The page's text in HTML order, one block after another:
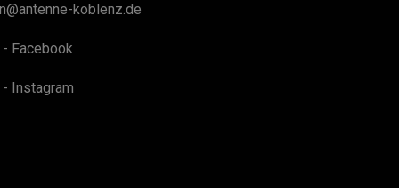
koblenz.de
Facebook
Instagram